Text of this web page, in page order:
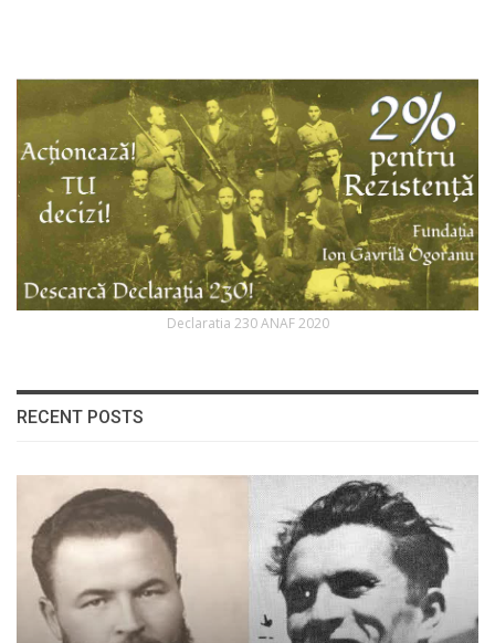
Declaratia 230 ANAF 2020
RECENT POSTS